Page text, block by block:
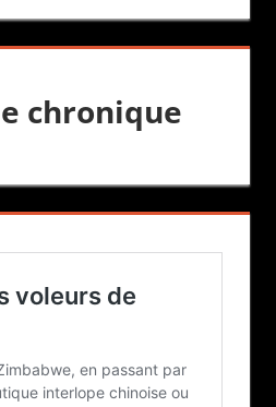
chronique